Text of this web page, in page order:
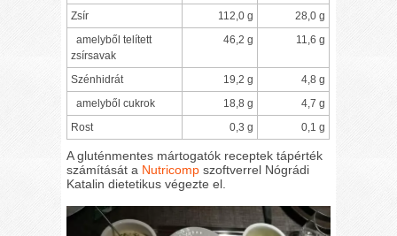
Zsír
112,0 g
28,0 g
amelyből telített
zsírsavak
46,2 g 11,6 g
Szénhidrát 19,2 g
4,8 g
amelyből cukrok
18,8 g
4,7 g
Rost
0,3 g 0,1 g
A gluténmentes mártogatók receptek tápérték
számítását a Nutricomp szoftverrel Nógrádi
Katalin dietetikus végezte el.